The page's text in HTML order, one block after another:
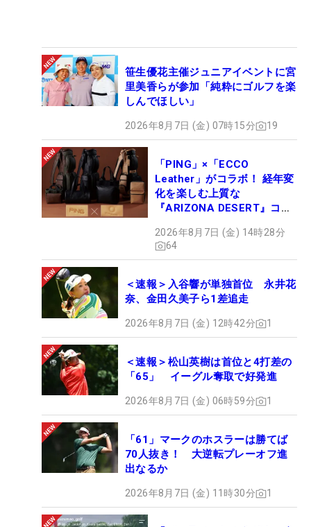
笹生優花主催ジュニアイベントに宮
里美香らが参加「純粋にゴルフを楽
しんでほしい」
2026年8月7日 (金) 07時15分 19
「PING」×「ECCO
Leather」がコラボ！ 経年変
化を楽しむ上質な
『ARIZONA DESERT』コレ
ュー
2026年8月7日 (金) 14時28分
64
＜速報＞入谷響が単独首位 永井花
奈、金田久美子ら1差追走
2026年8月7日 (金) 12時42分 1
＜速報＞松山英樹は首位と4打差の
「65」 イーグル奪取で好発進
2026年8月7日 (金) 06時59分 1
「61」マークのホスラーは勝てば
70人抜き！ 大逆転プレーオフ進
出なるか
2026年8月7日 (金) 11時30分 1